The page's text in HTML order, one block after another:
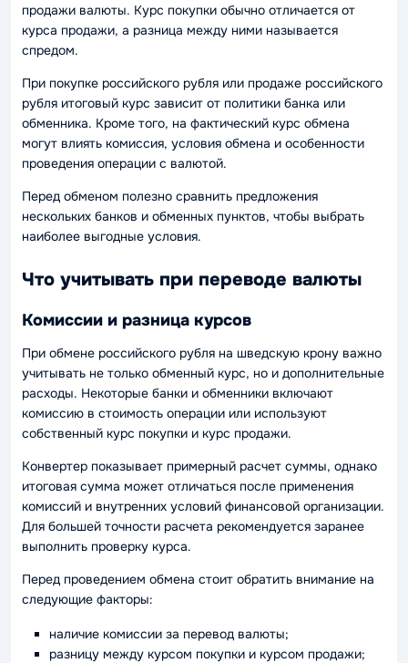
продажи валюты. Курс покупки обычно отличается от
курса продажи, а разница между ними называется
спредом.
При покупке российского рубля или продаже российского
рубля итоговый курс зависит от политики банка или
обменника. Кроме того, на фактический курс обмена
могут влиять комиссия, условия обмена и особенности
проведения операции с валютой.
Перед обменом полезно сравнить предложения
нескольких банков и обменных пунктов, чтобы выбрать
наиболее выгодные условия.
Что учитывать при переводе валюты
Комиссии и разница курсов
При обмене российского рубля на шведскую крону важно
учитывать не только обменный курс, но и дополнительные
расходы. Некоторые банки и обменники включают
комиссию в стоимость операции или используют
собственный курс покупки и курс продажи.
Конвертер показывает примерный расчет суммы, однако
итоговая сумма может отличаться после применения
комиссий и внутренних условий финансовой организации.
Для большей точности расчета рекомендуется заранее
выполнить проверку курса.
Перед проведением обмена стоит обратить внимание на
следующие факторы:
наличие комиссии за перевод валюты;
разницу между курсом покупки и курсом продажи;